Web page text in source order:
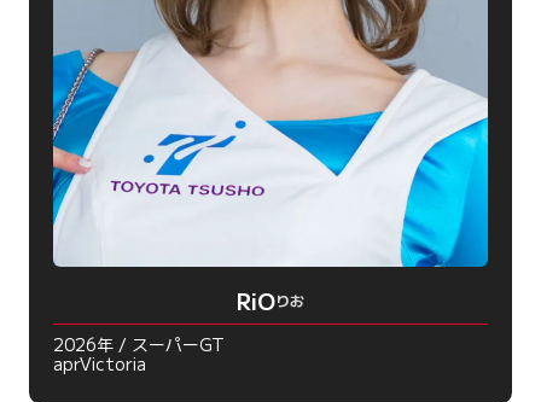
RiOりお
2026年 / スーパーGT
aprVictoria